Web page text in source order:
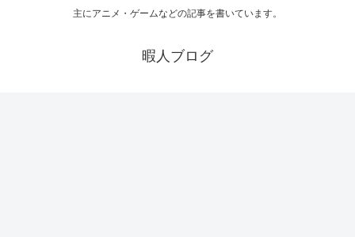
主にアニメ・ゲームなどの記事を書いています。
暇人ブログ